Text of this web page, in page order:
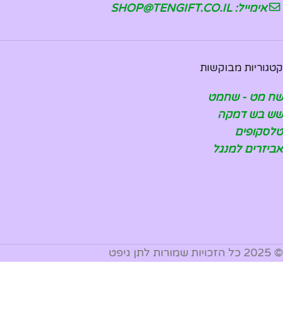
אימייל: SHOP@TENGIFT.CO.IL
קטגוריות מבוקשות
שח מט - שחמט
שש בש דמקה
טלסקופים
אביזרים למנגל
© 2025 כל הזכויות שמורות לתן גיפט